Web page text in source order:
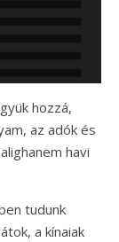
hozzá,
az adók és
havi
tudunk
a kínaiak